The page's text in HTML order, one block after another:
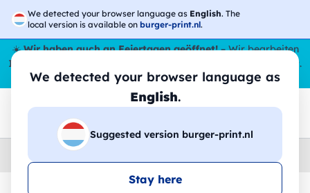
We detected your browser language as English. The
local version is available on burger-print.nl.
We detected your browser language as
English.
Suggested version burger-print.nl
Stay here
☀️Wir haben auch an Feiertagen geöffnet!– Wir bearbeiten
Ihre Bestellungen den ganzen Sommer über,
sogar im August.
😎🌴
Home